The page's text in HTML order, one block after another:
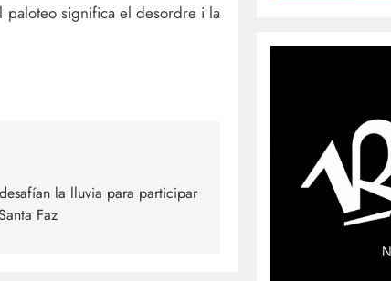
paloteo significa el desordre i la
la lluvia para participar
Faz